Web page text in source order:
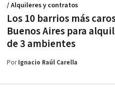
Los 10 barrios más
Buenos Aires para
de 3 ambientes
/ Alquileres y contratos
PorIgnacio Raúl Carella